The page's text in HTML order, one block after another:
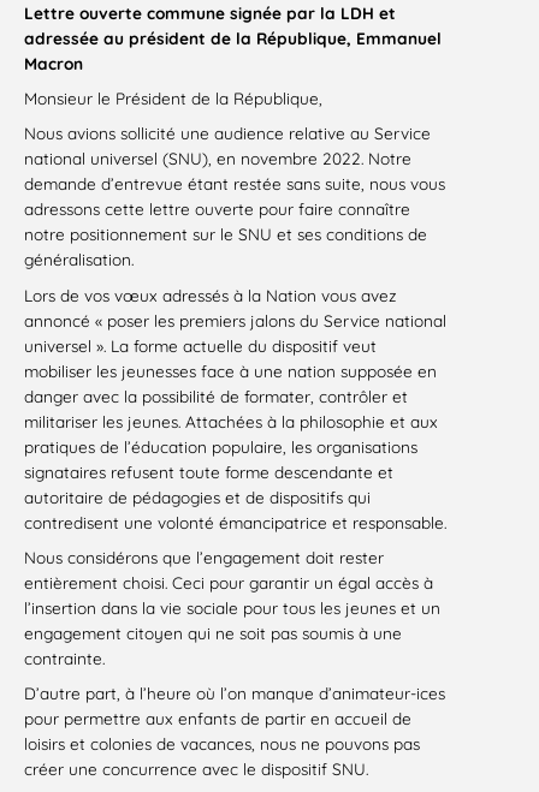
Lettre ouverte commune signée par la LDH et
adressée au président de la République, Emmanuel
Macron
Monsieur le Président de la République,
Nous avions sollicité une audience relative au Service
national universel (SNU), en novembre 2022. Notre
demande d’entrevue étant restée sans suite, nous vous
adressons cette lettre ouverte pour faire connaître
notre positionnement sur le SNU et ses conditions de
généralisation.
Lors de vos vœux adressés à la Nation vous avez
annoncé « poser les premiers jalons du Service national
universel ». La forme actuelle du dispositif veut
mobiliser les jeunesses face à une nation supposée en
danger avec la possibilité de formater, contrôler et
militariser les jeunes. Attachées à la philosophie et aux
pratiques de l’éducation populaire, les organisations
signataires refusent toute forme descendante et
autoritaire de pédagogies et de dispositifs qui
contredisent une volonté émancipatrice et responsable.
Nous considérons que l’engagement doit rester
entièrement choisi. Ceci pour garantir un égal accès à
l’insertion dans la vie sociale pour tous les jeunes et un
engagement citoyen qui ne soit pas soumis à une
contrainte.
D’autre part, à l’heure où l’on manque d’animateur-ices
pour permettre aux enfants de partir en accueil de
loisirs et colonies de vacances, nous ne pouvons pas
créer une concurrence avec le dispositif SNU.